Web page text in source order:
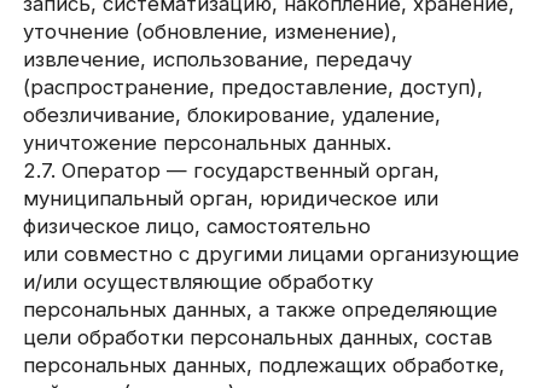
с персональными данными.
информация, относящаяся прямо или косвенно
к определенному или определяемому
Пользователю веб-сайтаmetaforabranding.ru/.
2.9. Персональные данные, разрешенные
субъектом персональных данных для
распространения, — персональные данные,
доступ неограниченного круга лиц к которым
предоставлен субъектом персональных данных
путем дачи согласия на обработку
персональных данных, разрешенных субъектом
персональных данных для распространения
в порядке, предусмотренном Законом
о персональных данных (далее — персональные
данные, разрешенные для распространения).